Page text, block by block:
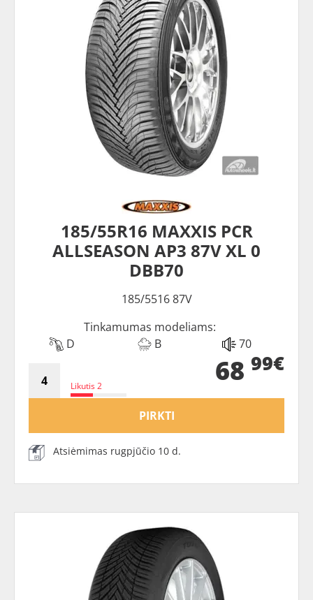
185/55R16 MAXXIS PCR
ALLSEASON AP3 87V XL 0
DBB70
185/5516 87V
Tinkamumas modeliams:
D
B 70
Likutis 2 68 99€
PIRKTI
Atsiėmimas rugpjūčio 10 d.